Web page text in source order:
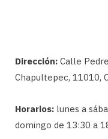
Dirección: Calle
Chapultepec, 11010,
Horarios: lunes a
domingo de 13:30 a